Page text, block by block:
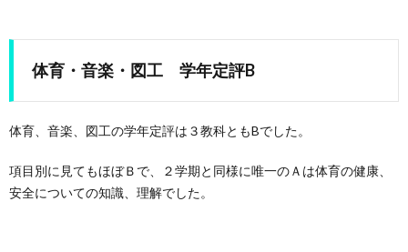
体育・音楽・図工 学年定評B
体育、音楽、図工の学年定評は３教科ともBでした。
項目別に見てもほぼＢで、２学期と同様に唯一のＡは体育の健康、
安全についての知識、理解でした。